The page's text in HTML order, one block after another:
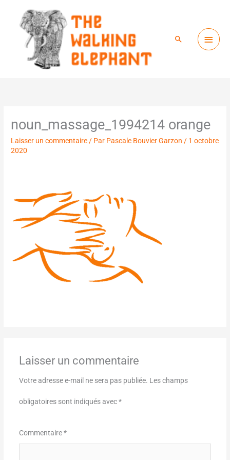
Rechercher
noun_massage_1994214 orange
Laisser un commentaire / Par Pascale Bouvier Garzon / 1 octobre
2020
Laisser un commentaire
Votre adresse e-mail ne sera pas publiée. Les champs
obligatoires sont indiqués avec*
Commentaire*